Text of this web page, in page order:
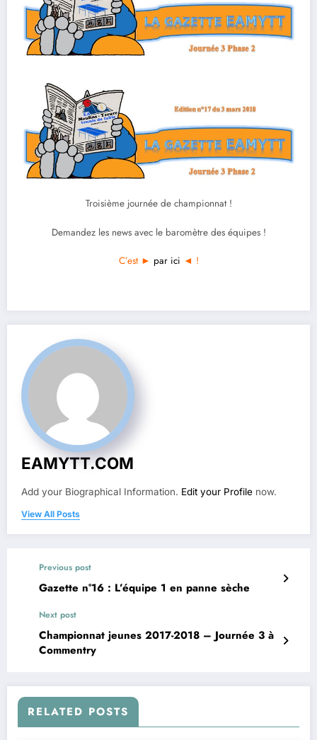
Troisième journée de championnat !
Demandez les news avec le baromètre des équipes !
C’est ► par ici ◄ !
EAMYTT.COM
Add your Biographical Information. Edit your Profile now.
View All Posts
Previous post
Gazette n°16 : L’équipe 1 en panne sèche
Next post
Championnat jeunes 2017-2018 – Journée 3 à
Commentry
RELATED POSTS